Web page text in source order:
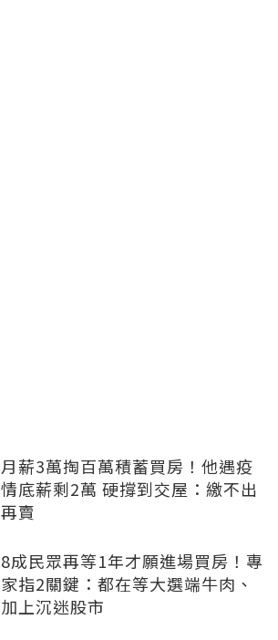
月薪3萬掏百萬積蓄買房！他遇疫
情底薪剩2萬 硬撐到交屋：繳不出
再賣
8成民眾再等1年才願進場買房！專
家指2關鍵：都在等大選端牛肉、
加上沉迷股市